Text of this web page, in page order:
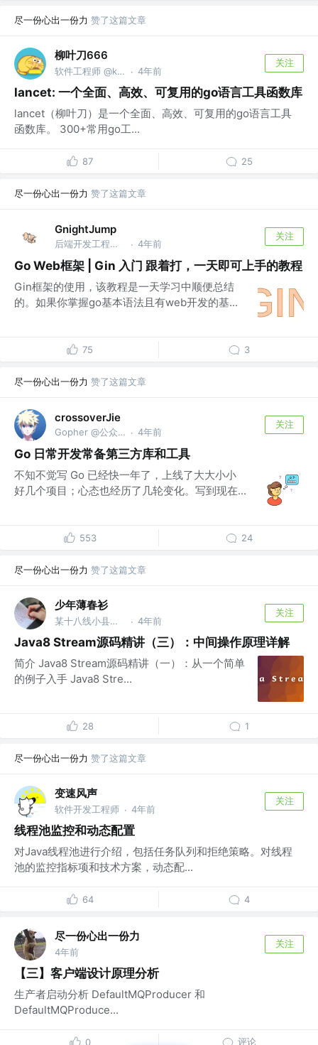
尽一份心出一份力 赞了这篇文章
柳叶刀666
软件工程师 @kingsoft · 4年前
关注
lancet: 一个全面、高效、可复用的go语言工具函数库
lancet（柳叶刀）是一个全面、高效、可复用的go语言工具
函数库。 300+常用go工...
87 25
尽一份心出一份力 赞了这篇文章
GnightJump
后端开发工程师 @字节跳动 · 4年前
关注
Go Web框架 | Gin 入门 跟着打，一天即可上手的教程
Gin框架的使用，该教程是一天学习中顺便总结
的。如果你掌握go基本语法且有web开发的基...
75 3
尽一份心出一份力 赞了这篇文章
crossoverJie
Gopher @公众号『crossoverJie』 · 4年前
关注
Go 日常开发常备第三方库和工具
不知不觉写 Go 已经快一年了，上线了大大小小
好几个项目；心态也经历了几轮变化。写到现在...
553 24
尽一份心出一份力 赞了这篇文章
少年薄春衫
某十八线小县城躺不平工程师 · 4年前
关注
Java8 Stream源码精讲（三）：中间操作原理详解
简介 Java8 Stream源码精讲（一）：从一个简单
的例子入手 Java8 Stre...
28 1
尽一份心出一份力 赞了这篇文章
变速风声
软件开发工程师 · 4年前
关注
线程池监控和动态配置
对Java线程池进行介绍，包括任务队列和拒绝策略。对线程
池的监控指标项和技术方案，动态配...
64 4
尽一份心出一份力
4年前
关注
【三】客户端设计原理分析
生产者启动分析 DefaultMQProducer 和
DefaultMQProduce...
0 评论